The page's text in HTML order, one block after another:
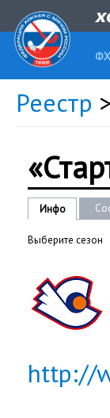
Реестр >
Инфо
Выберите сезон
http://